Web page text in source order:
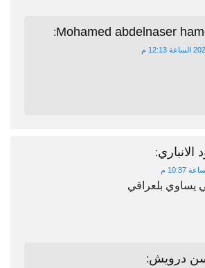
Mohamed abdelnaser
:
الانباري:
يساوي بلعراقي
درويش: